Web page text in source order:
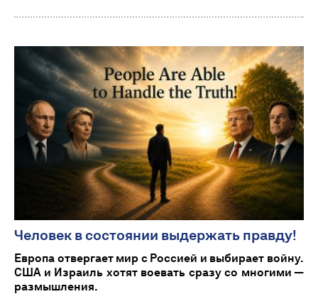
Человек в состоянии выдержать правду!
Европа отвергает мир с Россией и выбирает войну.
США и Израиль хотят воевать сразу со многими —
размышления.